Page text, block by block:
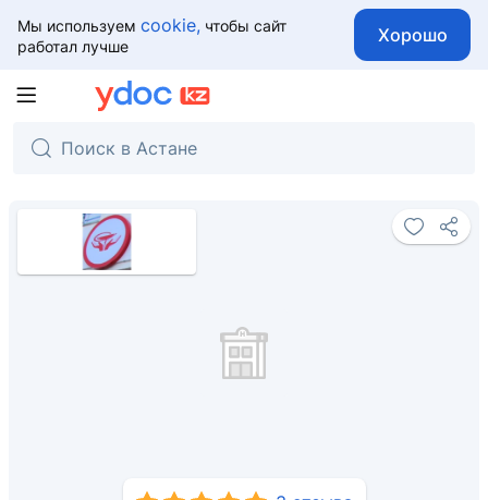
Мы используем cookie, чтобы сайт
работал лучше
Хорошо